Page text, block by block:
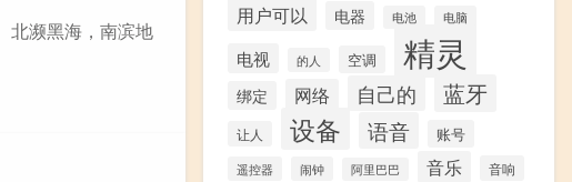
北濒黑海，南滨地
用户可以 电器 电池 电脑
电视 的人 空调 精灵
绑定 网络 自己的 蓝牙
让人 设备 语音 账号
遥控器 闹钟 阿里巴巴 音乐 音响